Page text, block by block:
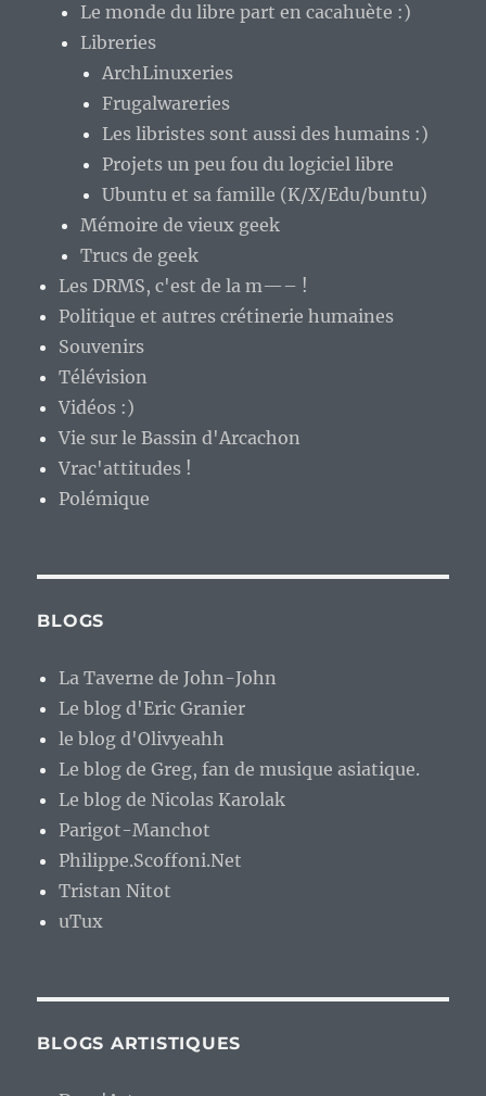
Le monde du libre part en cacahuète :)
Libreries
ArchLinuxeries
Frugalwareries
Les libristes sont aussi des humains :)
Projets un peu fou du logiciel libre
Ubuntu et sa famille (K/X/Edu/buntu)
Mémoire de vieux geek
Trucs de geek
Les DRMS, c'est de la m—– !
Politique et autres crétinerie humaines
Souvenirs
Télévision
Vidéos :)
Vie sur le Bassin d'Arcachon
Vrac'attitudes !
Polémique
BLOGS
La Taverne de John-John
Le blog d'Eric Granier
le blog d'Olivyeahh
Le blog de Greg, fan de musique asiatique.
Le blog de Nicolas Karolak
Parigot-Manchot
Philippe.Scoffoni.Net
Tristan Nitot
uTux
BLOGS ARTISTIQUES